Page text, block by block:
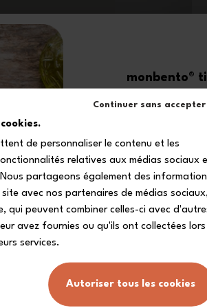
Continuer sans accepter
de personnaliser le contenu et les
relatives aux médias sociaux
partageons également des
avec nos partenaires de médias
qui peuvent combiner celles-ci avec
avez fournies ou qu'ils ont collectées lors
services.
Autoriser tous les cookies
la tua lunch
Cut Original Made in
il coperchio
pranzo o tra i suoi due
box MB Slim Box
(forchetta,
da riporre direttamente
della lunch box
nero per
nella lunch box
per salse MB Temple S
ermetici (2 x 10 ml)
monbento®
-
Iscriviti alla nostra
ricevere il tuo codice
Mi